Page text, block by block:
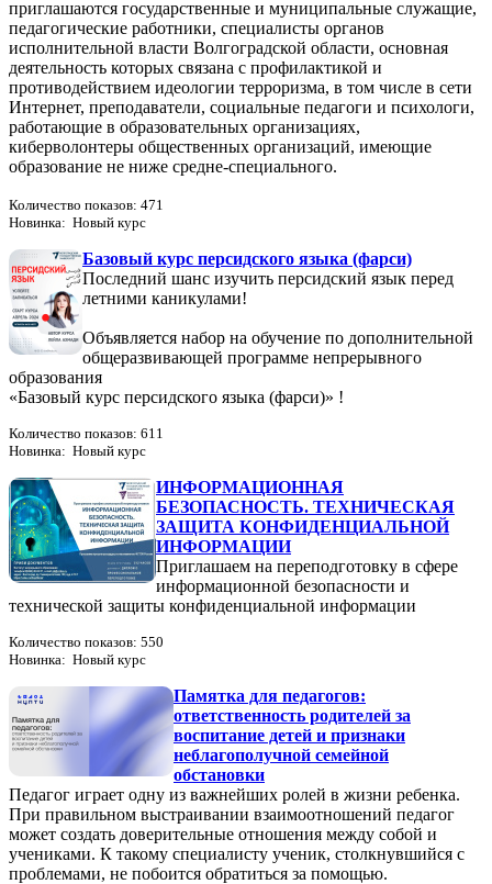
приглашаются государственные и муниципальные служащие,
педагогические работники, специалисты органов
исполнительной власти Волгоградской области, основная
деятельность которых связана с профилактикой и
противодействием идеологии терроризма, в том числе в сети
Интернет, преподаватели, социальные педагоги и психологи,
работающие в образовательных организациях,
киберволонтеры общественных организаций, имеющие
образование не ниже средне-специального.
Количество показов: 471
Новинка: Новый курс
Базовый курс персидского языка (фарси)
Последний шанс изучить персидский язык перед
летними каникулами!
Объявляется набор на обучение по дополнительной
общеразвивающей программе непрерывного
образования
«Базовый курс персидского языка (фарси)» !
Количество показов: 611
Новинка: Новый курс
ИНФОРМАЦИОННАЯ
БЕЗОПАСНОСТЬ. ТЕХНИЧЕСКАЯ
ЗАЩИТА КОНФИДЕНЦИАЛЬНОЙ
ИНФОРМАЦИИ
Приглашаем на переподготовку в сфере
информационной безопасности и
технической защиты конфиденциальной информации
Количество показов: 550
Новинка: Новый курс
Памятка для педагогов:
ответственность родителей за
воспитание детей и признаки
неблагополучной семейной
обстановки
Педагог играет одну из важнейших ролей в жизни ребенка.
При правильном выстраивании взаимоотношений педагог
может создать доверительные отношения между собой и
учениками. К такому специалисту ученик, столкнувшийся с
проблемами, не побоится обратиться за помощью.